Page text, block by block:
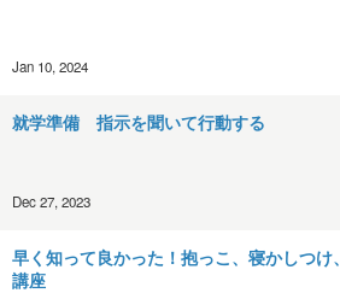
Jan 10, 2024
就学準備 指示を聞いて行動する
Dec 27, 2023
早く知って良かった！抱っこ、寝かしつけ
講座